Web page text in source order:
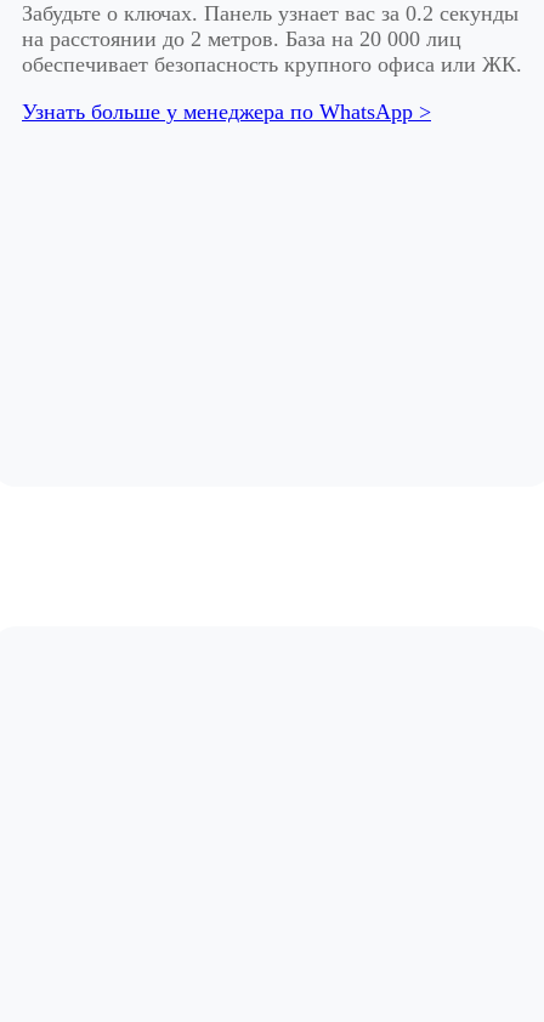
Забудьте о ключах. Панель узнает вас за 0.2 секунды
на расстоянии до 2 метров. База на 20 000 лиц
обеспечивает безопасность крупного офиса или ЖК.
Узнать больше у менеджера по WhatsApp >